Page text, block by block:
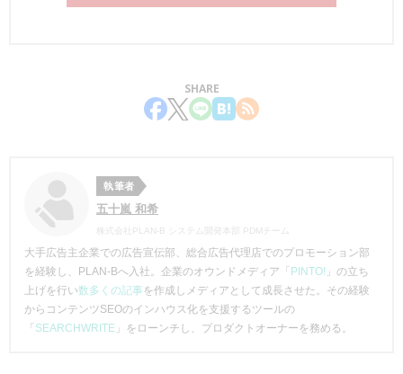
SHARE
執筆者
五十嵐 和希
株式会社PLAN-B システム開発本部 PDMチーム
大手広告主企業での広告宣伝部、総合広告代理店でのプロモーション部
を経験し、PLAN-Bへ入社。企業のオウンドメディア「 PINTO! 」の立ち
上げを行い数多くの記事を作成しメディアとして成長させた。その経験
からコンテンツSEOのインハウス化を支援するツールの
「 SEARCHWRITE 」をローンチし、プロダクトオーナーを務める。